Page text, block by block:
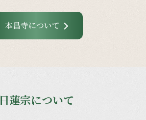
本昌寺について
日蓮宗について